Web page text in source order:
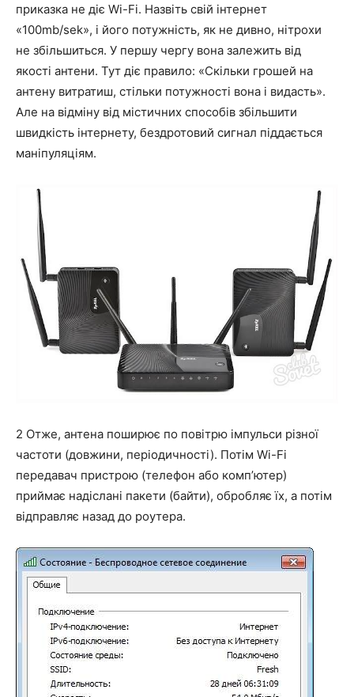
приказка не діє Wi-Fi. Назвіть свій інтернет
«100mb/sek», і його потужність, як не дивно, нітрохи
не збільшиться. У першу чергу вона залежить від
якості антени. Тут діє правило: «Скільки грошей на
антену витратиш, стільки потужності вона і видасть».
Але на відміну від містичних способів збільшити
швидкість інтернету, бездротовий сигнал піддається
маніпуляціям.
2 Отже, антена поширює по повітрю імпульси різної
частоти (довжини, періодичності). Потім Wi-Fi
передавач пристрою (телефон або комп’ютер)
приймає надіслані пакети (байти), обробляє їх, а потім
відправляє назад до роутера.